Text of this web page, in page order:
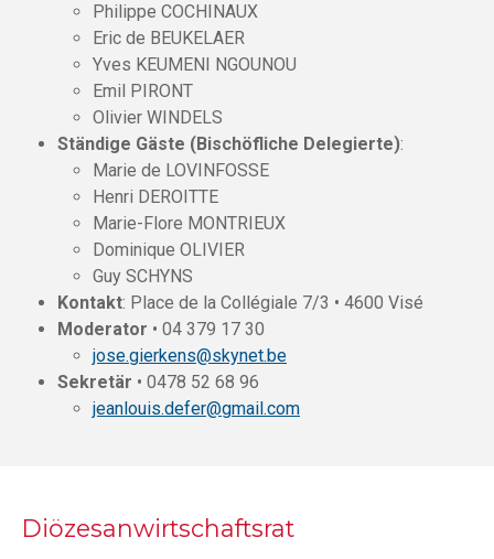
Philippe COCHINAUX
Eric de BEUKELAER
Yves KEUMENI NGOUNOU
Emil PIRONT
Olivier WINDELS
Ständige Gäste (Bischöfliche Delegierte):
Marie de LOVINFOSSE
Henri DEROITTE
Marie-Flore MONTRIEUX
Dominique OLIVIER
Guy SCHYNS
Kontakt: Place de la Collégiale 7/3 • 4600 Visé
Moderator • 04 379 17 30
jose.gierkens@skynet.be
Sekretär • 0478 52 68 96
jeanlouis.defer@gmail.com
Diözesanwirtschaftsrat